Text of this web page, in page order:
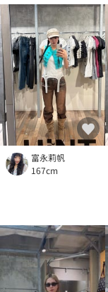
富永莉帆
167cm